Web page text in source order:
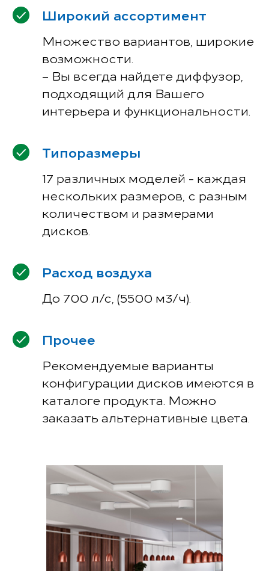
Широкий ассортимент
Множество вариантов, широкие
возможности.
– Вы всегда найдете диффузор,
подходящий для Вашего
интерьера и функциональности.
Типоразмеры
17 различных моделей - каждая
нескольких размеров, с разным
количеством и размерами
дисков.
Расход воздуха
До 700 л/с, (5500 м3/ч).
Прочее
Рекомендуемые варианты
конфигурации дисков имеются в
каталоге продукта. Можно
заказать альтернативные цвета.